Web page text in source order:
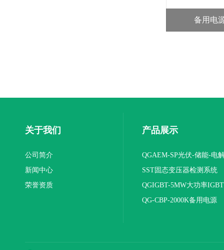
备用电
关于我们
公司简介
新闻中心
荣誉资质
产品展示
QGAEM-SP光伏-储能-电
体化测试平台
SST固态变压器检测系统
QGIGBT-5MW大功率
电源
QG-CBP-2000K备用电源